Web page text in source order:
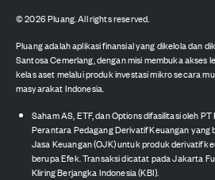
©2026Pluang. All rights reserved.
Pluang adalah aplikasi finansial yang dikelola dan
Santosa Cemerlang, dengan misi membuka akses
kelas aset melalui produk investasi mikro secara
masyarakat Indonesia.
Saham AS, ETF, dan Options difasilitasi oleh
Perantara Pedagang Derivatif Keuangan yang
Jasa Keuangan (OJK) untuk produk derivatif
berupa Efek. Transaksi dicatat pada Jakarta
Kliring Berjangka Indonesia (KBI).